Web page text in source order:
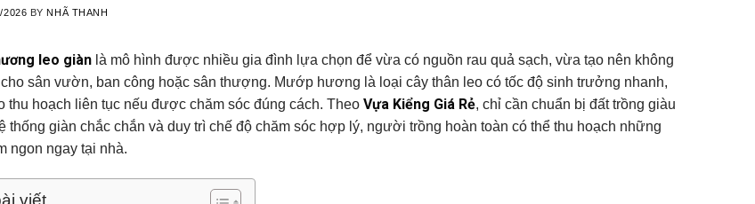
2026 BYNHÃ THANH
leo giàn là mô hình được nhiều gia đình lựa chọn để vừa có nguồn rau quả sạch, vừa tạo nên không
sân vườn, ban công hoặc sân thượng. Mướp hương là loại cây thân leo có tốc độ sinh trưởng nhanh,
thu hoạch liên tục nếu được chăm sóc đúng cách. Theo Vựa Kiểng Giá Rẻ, chỉ cần chuẩn bị đất trồng giàu
thống giàn chắc chắn và duy trì chế độ chăm sóc hợp lý, người trồng hoàn toàn có thể thu hoạch những
ngon ngay tại nhà.
viết